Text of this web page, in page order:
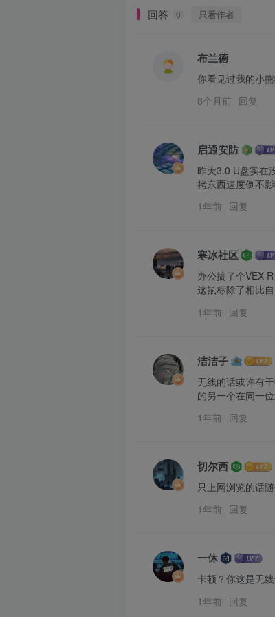
回答 6 只看作者
布兰德
你看见过我的小熊
8个月前 回复
启通安防
昨天3.0 U盘实在
拷东西速度倒不
1年前 回复
寒冰社区
办公搞了个VEX
这鼠标除了相比
1年前 回复
洁洁子
无线的话或许有
的另一个在同一
1年前 回复
切尔西
只上网浏览的话
1年前 回复
一休
卡顿？你这是无
1年前 回复